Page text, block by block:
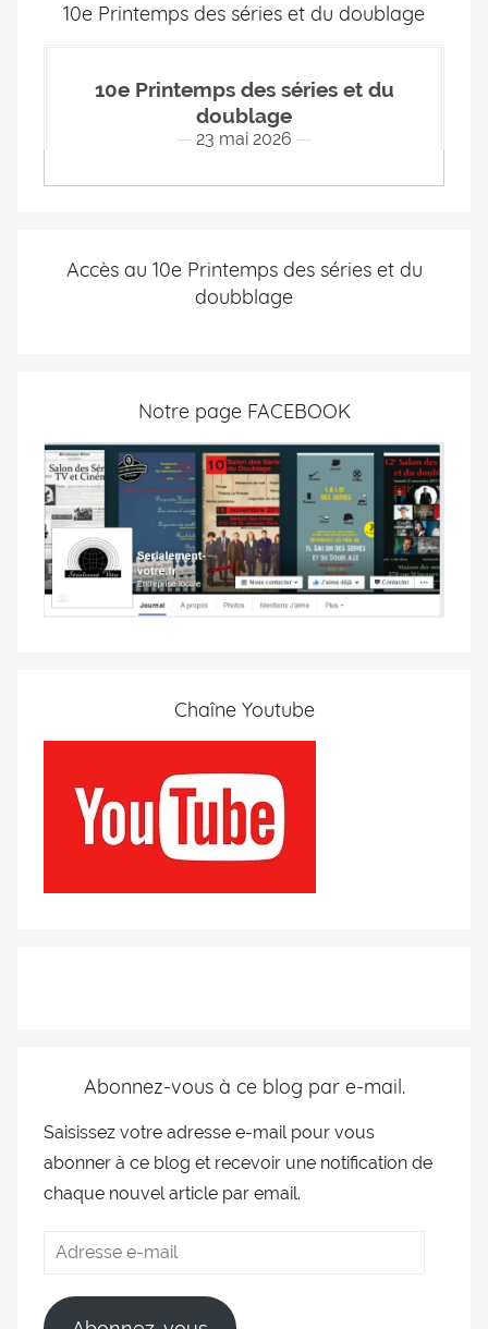
10e Printemps des séries et du doublage
10e Printemps des séries et du
doublage
23 mai 2026
Accès au 10e Printemps des séries et du
doubblage
Notre page FACEBOOK
Chaîne Youtube
Abonnez-vous à ce blog par e-mail.
Saisissez votre adresse e-mail pour vous
abonner à ce blog et recevoir une notification de
chaque nouvel article par email.